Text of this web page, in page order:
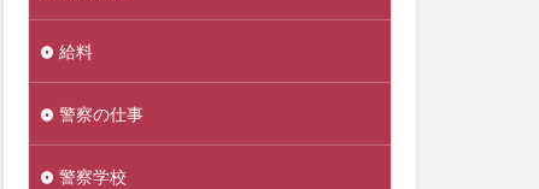
給料
警察の仕事
警察学校